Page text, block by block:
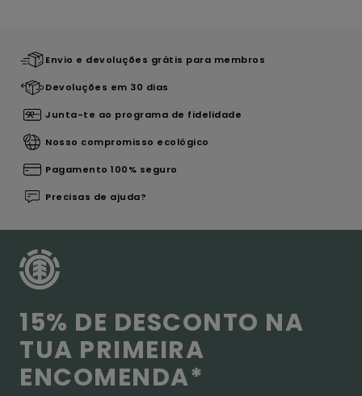
Envio e devoluções grátis para membros
Devoluções em 30 dias
Junta-te ao programa de fidelidade
Nosso compromisso ecológico
Pagamento 100% seguro
Precisas de ajuda?
15% DE DESCONTO NA
TUA PRIMEIRA
ENCOMENDA*